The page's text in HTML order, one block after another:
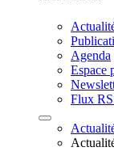
Agenda
Espace
Flux